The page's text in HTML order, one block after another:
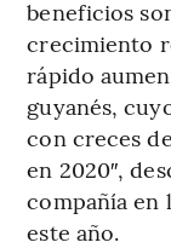
beneficios
crecimiento
rápido
guyanés,
con creces
en 2020″,
compañía en
este año.